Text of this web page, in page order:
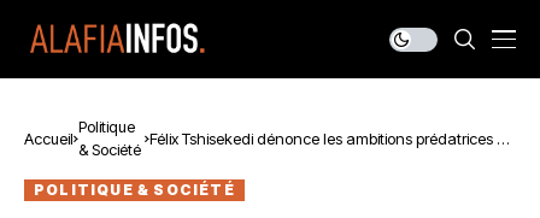
Accueil
Politique
& Société
Félix Tshisekedi dénonce les ambitions prédatrices de
POLITIQUE & SOCIÉTÉ